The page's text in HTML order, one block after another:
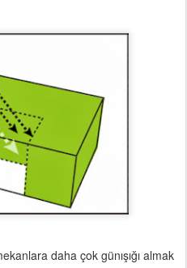
daha çok günışığı almak